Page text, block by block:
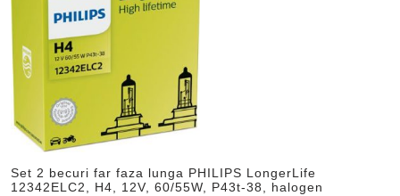
Set 2 becuri far faza lunga PHILIPS LongerLife
12342ELC2, H4, 12V, 60/55W, P43t-38, halogen